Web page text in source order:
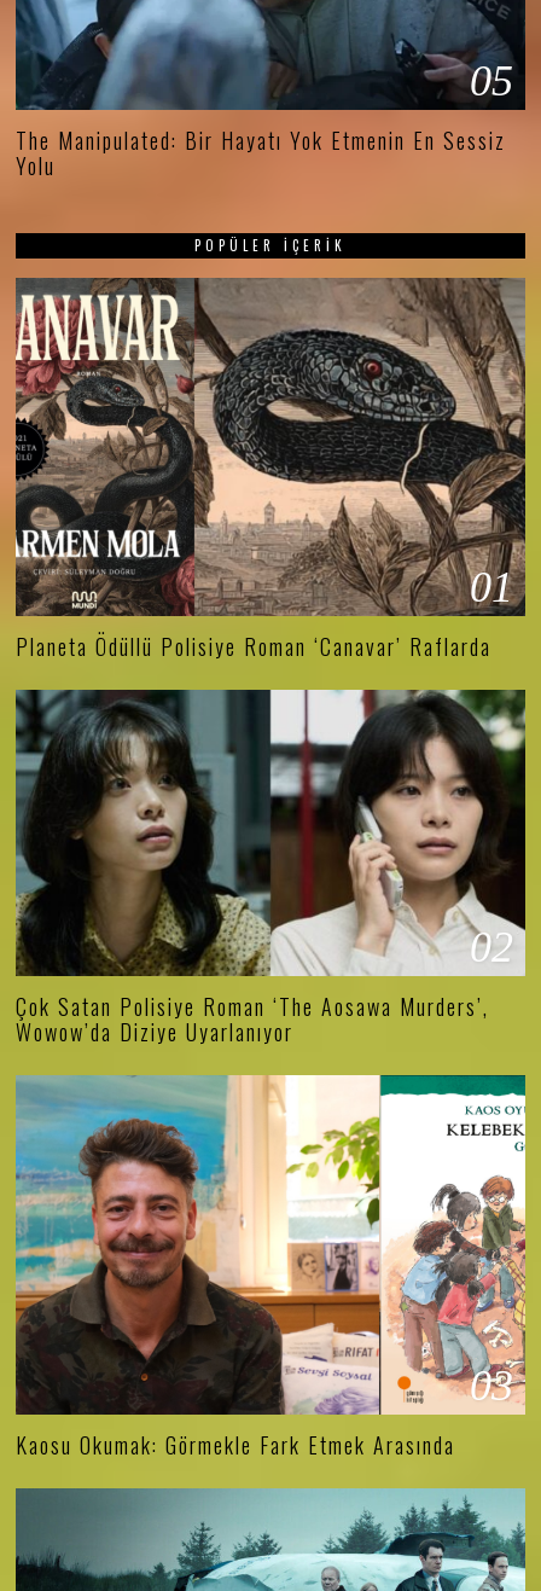
05
The Manipulated: Bir Hayatı Yok Etmenin En Sessiz
Yolu
POPÜLER İÇERIK
01
Planeta Ödüllü Polisiye Roman ‘Canavar’ Raflarda
02
Çok Satan Polisiye Roman ‘The Aosawa Murders’,
Wowow’da Diziye Uyarlanıyor
03
Kaosu Okumak: Görmekle Fark Etmek Arasında